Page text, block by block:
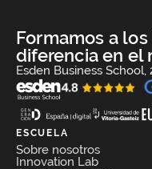
Formamos a
diferencia en el
Esden Business School,
ESCUELA
Sobre nosotros
Innovation Lab